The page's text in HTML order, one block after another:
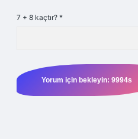
7 + 8 kaçtır? *